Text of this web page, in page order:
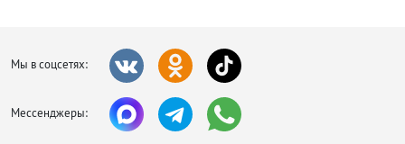
Мы в соцсетях:
Мессенджеры: